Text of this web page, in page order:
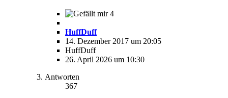
4
HuffDuff
14. Dezember 2017 um 20:05
HuffDuff
26. April 2026 um 10:30
Antworten
367